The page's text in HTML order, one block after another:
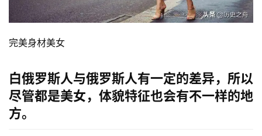
完美身材美女
白俄罗斯人与俄罗斯人有一定的差异，所以
尽管都是美女，体貌特征也会有不一样的地
方。